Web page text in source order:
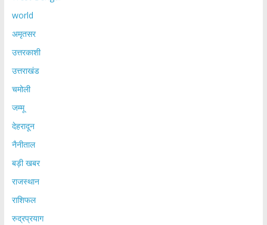
world
अमृतसर
उत्तरकाशी
उत्तराखंड
चमोली
जम्मू
देहरादून
नैनीताल
बड़ी खबर
राजस्थान
राशिफल
रुद्रप्रयाग